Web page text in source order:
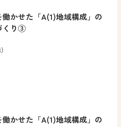
かせた「A(1)地域構成」の
くり③
かせた「A(1)地域構成」の